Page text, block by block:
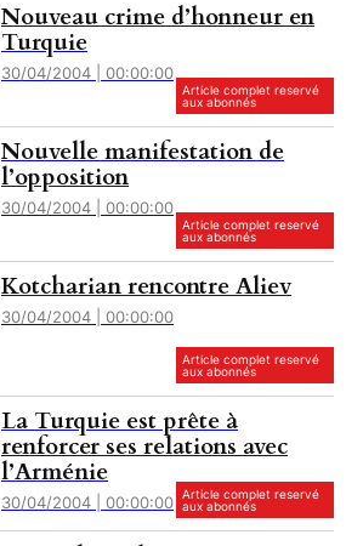
Nouveau crime d’honneur en
Turquie
30/04/2004 | 00:00:00
Article complet reservé
aux abonnés
Nouvelle manifestation de
l’opposition
30/04/2004 | 00:00:00
Article complet reservé
aux abonnés
Kotcharian rencontre Aliev
30/04/2004 | 00:00:00
Article complet reservé
aux abonnés
La Turquie est prête à
renforcer ses relations avec
l’Arménie
30/04/2004 | 00:00:00 Article complet reservé
aux abonnés